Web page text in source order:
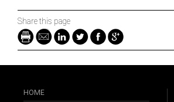
Share this page
HOME